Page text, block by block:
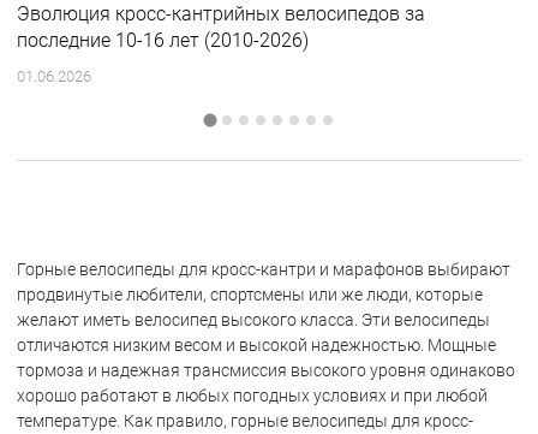
Эволюция кросс-кантрийных велосипедов за
последние 10-16 лет (2010-2026)
01.06.2026
Горные велосипеды для кросс-кантри и марафонов выбирают
продвинутые любители, спортсмены или же люди, которые
желают иметь велосипед высокого класса. Эти велосипеды
отличаются низким весом и высокой надежностью. Мощные
тормоза и надежная трансмиссия высокого уровня одинаково
хорошо работают в любых погодных условиях и при любой
температуре. Как правило, горные велосипеды для кросс-